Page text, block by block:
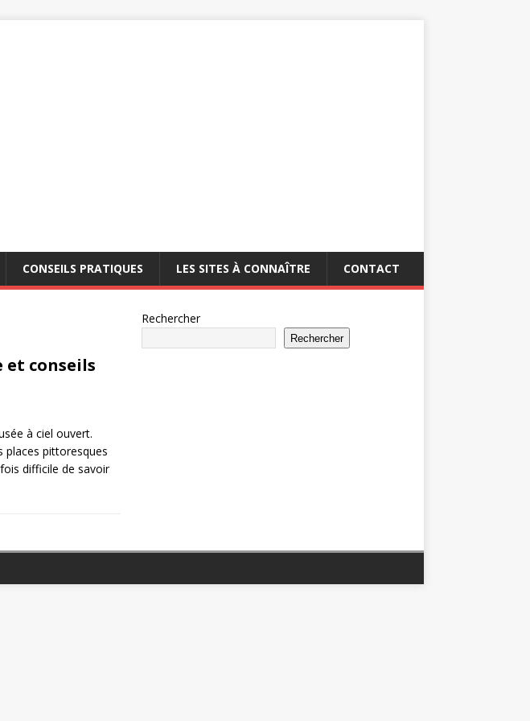
CONSEILS PRATIQUES LES SITES À CONNAÎTRE CONTACT
et conseils
à ciel ouvert.
places pittoresques
difficile de savoir
Rechercher
Rechercher